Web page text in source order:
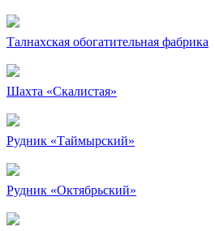
Талнахская обогатительная фабрика
Шахта «Скалистая»
Рудник «Таймырский»
Рудник «Октябрьский»